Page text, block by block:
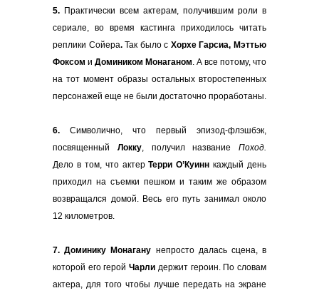
5. Практически всем актерам, получившим роли в
сериале, во время кастинга приходилось читать
реплики Сойера.Так было с Хорхе Гарсиа, Мэттью
Фоксом и Домиником Монаганом. А все потому, что
на тот момент образы остальных второстепенных
персонажей еще не были достаточно проработаны.
6. Символично, что первый эпизод-флэшбэк,
посвященный Локку, получил название Поход.
Дело в том, что актерТерри О’Куинн каждый день
приходил на съемки пешком и таким же образом
возвращался домой. Весь его путь занимал около
12 километров.
7. Доминику Монагану непросто далась сцена, в
которой его геройЧарли держит героин. По словам
актера, для того чтобы лучше передать на экране